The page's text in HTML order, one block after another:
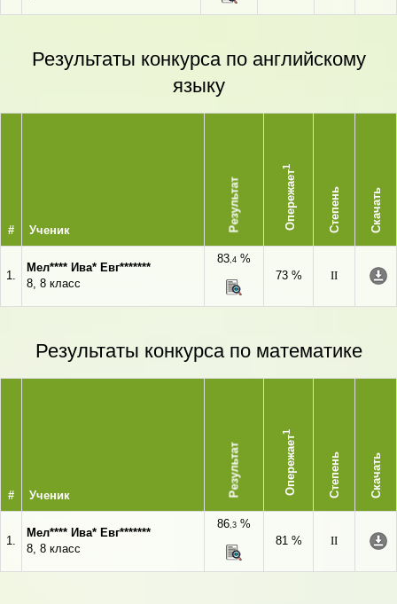
Результаты конкурса по английскому
языку
# Ученик Результат Опережает
1
Степень Скачать
1.
Мел**** Ива* Евг*******
8, 8 класс
83,4 %
73 %
II
Результаты конкурса по математике
# Ученик Результат Опережает
1
Степень Скачать
1.
Мел**** Ива* Евг*******
8, 8 класс
86,3 %
81 %
II